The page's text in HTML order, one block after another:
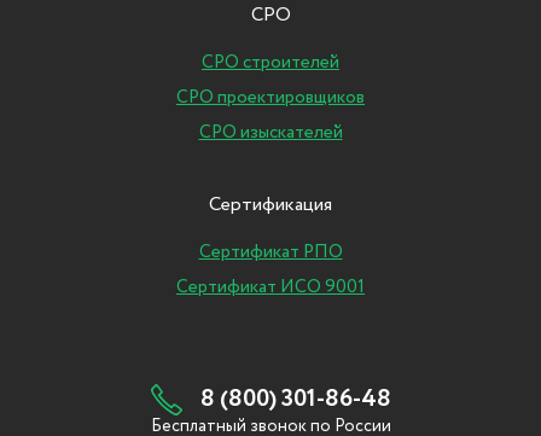
СРО
СРО строителей
СРО проектировщиков
СРО изыскателей
Сертификация
Сертификат РПО
Сертификат ИСО 9001
8 (800) 301-86-48
Бесплатный звонок по России